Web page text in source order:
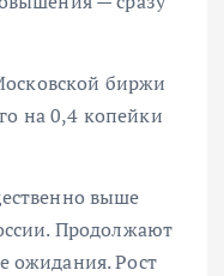
биржи
на 0,4 копейки
выше
Продолжают
ожидания. Рост